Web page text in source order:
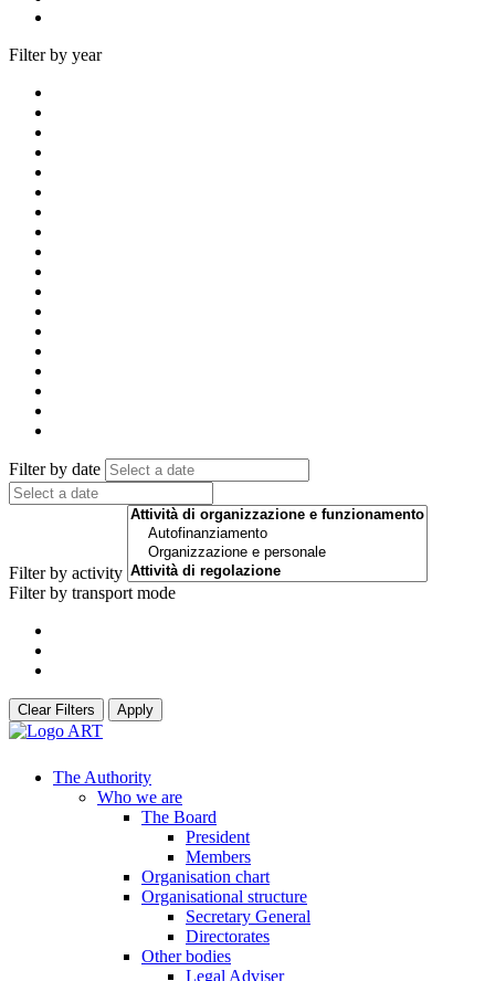
Filter by year
Filter by date
Filter by activity
Filter by transport mode
Clear Filters Apply
The Authority
Who we are
The Board
President
Members
Organisation chart
Organisational structure
Secretary General
Directorates
Other bodies
Legal Adviser